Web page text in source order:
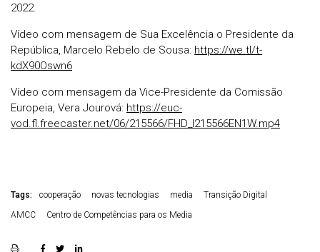
2022.
Vídeo com mensagem de Sua Excelência o Presidente da
República, Marcelo Rebelo de Sousa: https://we.tl/t-
kdX90Oswn6
Vídeo com mensagem da Vice-Presidente da Comissão
Europeia, Vera Jourová: https://euc-
vod.fl.freecaster.net/06/215566/FHD_I215566EN1W.mp4
Tags: cooperação novas tecnologias media
Transição Digital
AMCC
Centro de Competências para os Media